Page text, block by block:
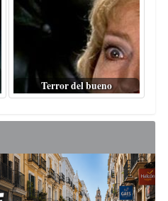
Terror del bueno